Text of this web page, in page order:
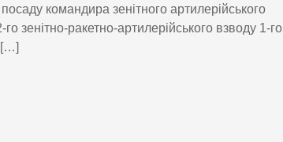
командира зенітного артилерійського
го зенітно-ракетно-артилерійського взводу 1-го
[…]